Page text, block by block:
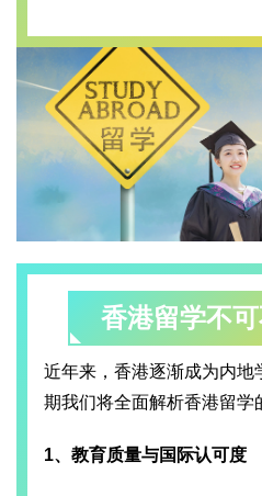
香港留学不
近年来，香港逐渐成为内地
期我们将全面解析香港留学
1、教育质量与国际认可度